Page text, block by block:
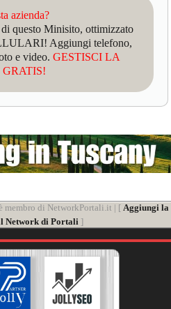
azienda?
questo Minisito, ottimizzato
Aggiungi telefono,
e video.GESTISCI LA
membro di NetworkPortali.it | [ Aggiungi la
Network di Portali]